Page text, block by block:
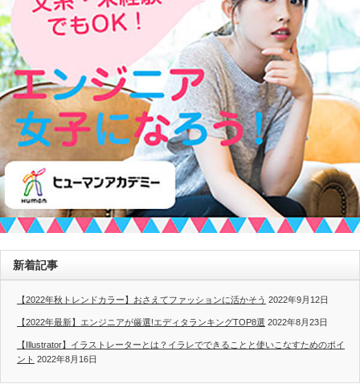
新着記事
【2022年秋トレンドカラー】おさえてファッションに活かそう 2022年9月12日
【2022年最新】エンジニアが厳選!エディタランキングTOP8選 2022年8月23日
【Illustrator】イラストレーターとは？イラレでできることと使いこなすためのポイ
ント 2022年8月16日